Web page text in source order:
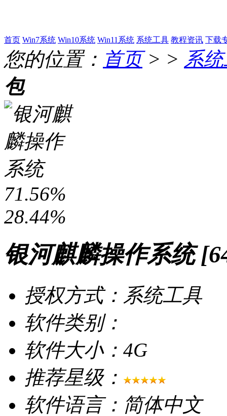
首页 Win7系统 Win10系统 Win11系统 系统工具 教程资讯 下载
您的位置： 首页> > 系
包
71.56%
28.44%
银河麒麟操作系统
授权方式：系统工具
软件类别：
软件大小：4G
推荐星级：
软件语言：简体中文